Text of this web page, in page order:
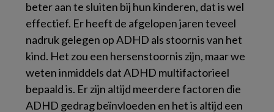
beter aan te sluiten bij hun kinderen, dat is wel
effectief. Er heeft de afgelopen jaren teveel
nadruk gelegen op ADHD als stoornis van het
kind. Het zou een hersenstoornis zijn, maar we
weten inmiddels dat ADHD multifactorieel
bepaald is. Er zijn altijd meerdere factoren die
ADHD gedrag beïnvloeden en het is altijd een